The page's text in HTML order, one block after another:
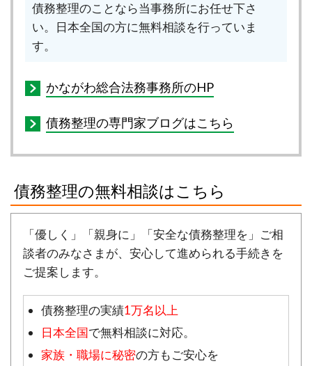
債務整理のことなら当事務所にお任せ下さ
い。日本全国の方に無料相談を行っていま
す。
かながわ総合法務事務所のHP
債務整理の専門家ブログはこちら
債務整理の無料相談はこちら
「優しく」「親身に」「安全な債務整理を」ご相
談者のみなさまが、安心して進められる手続きを
ご提案します。
債務整理の実績1万名以上
日本全国で無料相談に対応。
家族・職場に秘密の方もご安心を